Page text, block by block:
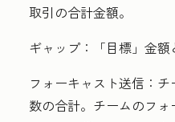
取引の合計金額。
ギャップ：
「目標」 金額
フォーキャスト送信： チ
数の合計。チームのフ